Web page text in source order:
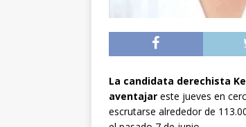
La candidata derechista
aventajar este jueves en
escrutarse alrededor de